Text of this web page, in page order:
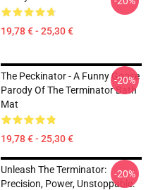
19,78 € - 25,30 €
The Peckinator - A Funny Goose
Parody Of The Terminator Bath
Mat
19,78 € - 25,30 €
-20%
Unleash The Terminator:
Precision, Power, Unstoppable.
-20%